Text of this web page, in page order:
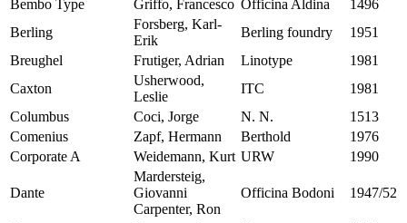
Bembo Type
Griffo, Francesco Officina Aldina
1496
Berling
Forsberg, Karl-
Erik
Berling foundry
1951
Breughel
Frutiger, Adrian Linotype
1981
Caxton
Usherwood,
Leslie
ITC
1981
Columbus
Coci, Jorge N. N.
1513
Comenius
Zapf, Hermann Berthold
1976
Corporate A
Weidemann, Kurt URW 1990
Dante
Mardersteig,
Giovanni
Carpenter, Ron
Officina Bodoni 1947/52